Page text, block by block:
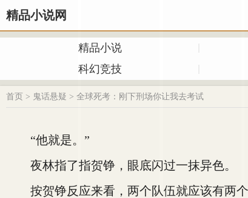
精品小说网
精品小说
科幻竞技
首页 > 鬼话悬疑 > 全球死考：刚下刑场你让我去考试
“他就是。”
夜林指了指贺铮，眼底闪过一抹异色。
按贺铮反应来看，两个队伍就应该有两个